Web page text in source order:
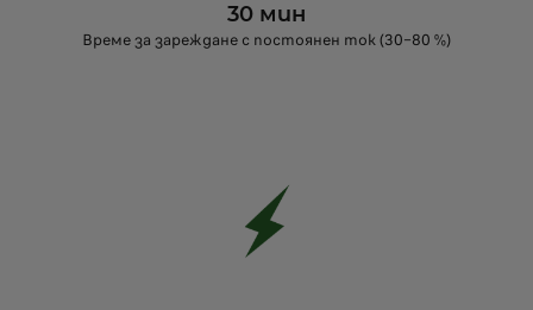
30 мин
Време за зареждане с постоянен ток (30–80 %)